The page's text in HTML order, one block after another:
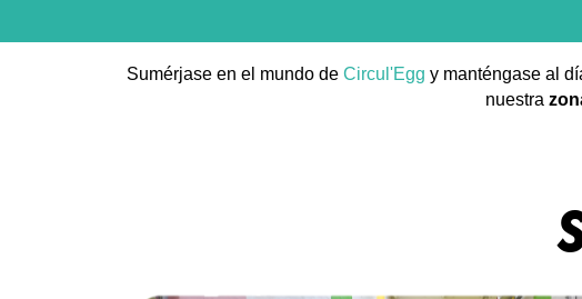
Sumérjase en el mundo de Circul'Egg y manténgase al
nuestra